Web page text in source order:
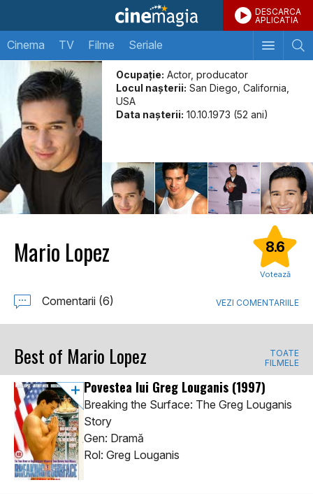
DESCARCA
APLICATIA
Cinema TV Filme Seriale
Ocupație: Actor, producator
Locul naşterii: San Diego, California,
USA
Data naşterii: 10.10.1973 (52 ani)
Mario Lopez 8.6
Votează
Comentarii (6) VEZI COMENTARIILE
Best of Mario Lopez
TOATE
FILMELE
Povestea lui Greg Louganis (1997)
Breaking the Surface: The Greg Louganis
Story
Gen: Dramă
Rol: Greg Louganis